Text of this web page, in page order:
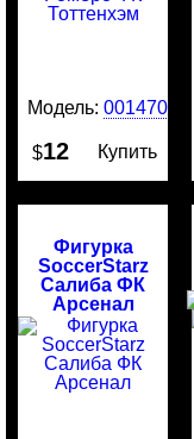
Модель:0014707
$12 Купить
Фигурка
SoccerStarz
Салиба ФК
Арсенал